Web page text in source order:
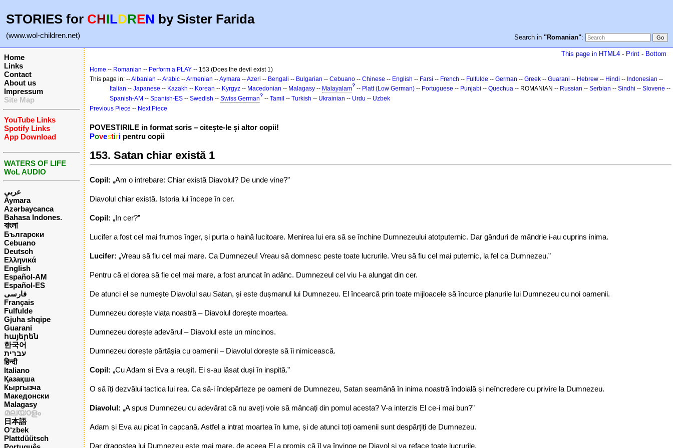
STORIES for CHILDREN by Sister Farida
(www.wol-children.net) Search in "Romanian":
Home
Links
Contact
About us
Impressum
Site Map
YouTube Links
Spotify Links
App Download
WATERS OF LIFE
WoL AUDIO
عربي
Aymara
Azərbaycanca
Bahasa Indones.
বাংলা
Български
Cebuano
Deutsch
Ελληνικά
English
Español-AM
Español-ES
فارسی
Français
Fulfulde
Gjuha shqipe
Guarani
հայերեն
한국어
עברית
हिन्दी
Italiano
Қазақша
Кыргызча
Македонски
Malagasy
മലയാളം
日本語
O‘zbek
Plattdüütsch
This page in HTML4 - Print - Bottom
Home -- Romanian -- Perform a PLAY -- 153 (Does the devil exist 1)
This page in: --Albanian --Arabic --Armenian --Aymara --Azeri -- Bengali -- Bulgarian -- Cebuano -- Chinese -- English -- Farsi -- French -- Fulfulde -- German -- Greek -- Guarani -- Hebrew -- Hindi -- Indonesian --
Italian -- Japanese -- Kazakh -- Korean -- Kyrgyz -- Macedonian -- Malagasy -- Malayalam? -- Platt (Low German) -- Portuguese -- Punjabi -- Quechua -- ROMANIAN -- Russian -- Serbian -- Sindhi -- Slovene --
Spanish-AM -- Spanish-ES -- Swedish -- Swiss German? -- Tamil -- Turkish -- Ukrainian -- Urdu -- Uzbek
Previous Piece -- Next Piece
POVESTIRILE in format scris – citește-le și altor copii!
Povestiri pentru copii
153. Satan chiar există 1
Copil: „Am o intrebare: Chiar există Diavolul? De unde vine?”
Diavolul chiar există. Istoria lui începe în cer.
Copil: „In cer?”
Lucifer a fost cel mai frumos înger, și purta o haină lucitoare. Menirea lui era să se închine Dumnezeului atotputernic. Dar gânduri de mândrie i-au cuprins inima.
Lucifer: „Vreau să fiu cel mai mare. Ca Dumnezeu! Vreau să domnesc peste toate lucrurile. Vreu să fiu cel mai puternic, la fel ca Dumnezeu.”
Pentru că el dorea să fie cel mai mare, a fost aruncat în adânc. Dumnezeul cel viu l-a alungat din cer.
De atunci el se numește Diavolul sau Satan, și este dușmanul lui Dumnezeu. El încearcă prin toate mijloacele să încurce planurile lui Dumnezeu cu noi oamenii.
Dumnezeu dorește viața noastră – Diavolul dorește moartea.
Dumnezeu dorește adevărul – Diavolul este un mincinos.
Dumnezeu dorește părtășia cu oamenii – Diavolul dorește să îi nimicească.
Copil: „Cu Adam si Eva a reușit. Ei s-au lăsat duși în inspită.”
O să îți dezvălui tactica lui rea. Ca să-i îndepărteze pe oameni de Dumnezeu, Satan seamănă în inima noastră îndoială și neîncredere cu privire la Dumnezeu.
Diavolul: „A spus Dumnezeu cu adevărat că nu aveți voie să mâncați din pomul acesta? V-a interzis El ce-i mai bun?”
Adam și Eva au picat în capcană. Astfel a intrat moartea în lume, și de atunci toți oamenii sunt despărțiți de Dumnezeu.
Dar dragostea lui Dumnezeu este mai mare, de aceea El a promis că îl va învinge pe Diavol și va reface toate lucrurile.